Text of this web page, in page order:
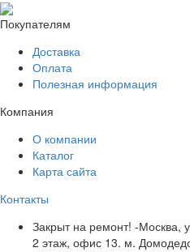
Покупателям
Доставка
Оплата
Полезная информация
Компания
О компании
Каталог
Карта сайта
Контакты
Закрыт на ремонт! -Москва,
2 этаж, офис 13. м.